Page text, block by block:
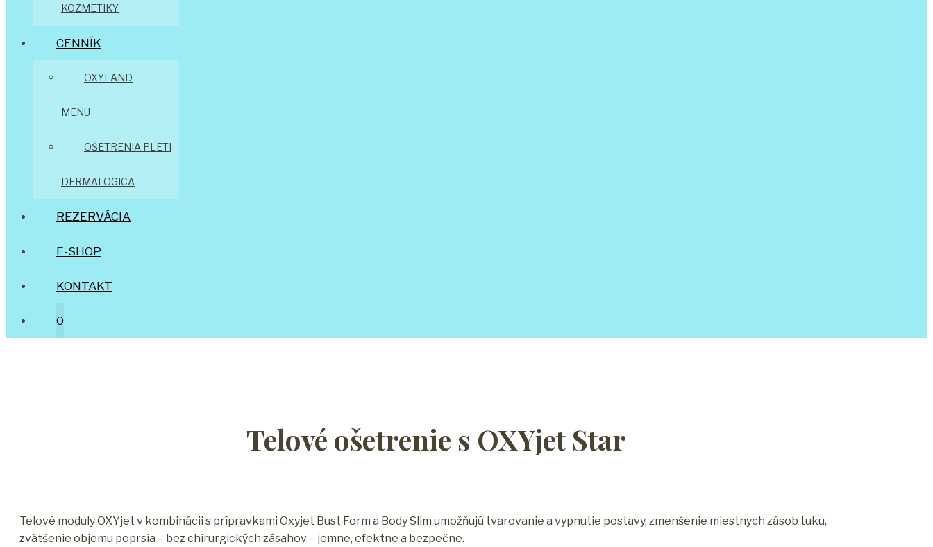
KOZMETIKY
CENNÍK
OXYLAND
MENU
OŠETRENIA PLETI
DERMALOGICA
REZERVÁCIA
E-SHOP
KONTAKT
0
Telové ošetrenie s OXYjet Star
Telové moduly OXYjet v kombinácii s prípravkami Oxyjet Bust Form a Body Slim umožňujú tvarovanie a vypnutie postavy, zmenšenie miestnych zásob tuku,
zvätšenie objemu poprsia – bez chirurgických zásahov – jemne, efektne a bezpečne.